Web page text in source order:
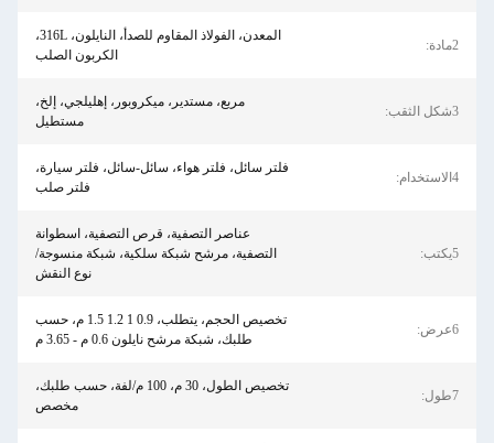
2مادة:
المعدن، الفولاذ المقاوم للصدأ، النايلون، 316L،
الكربون الصلب
3شكل الثقب:
مربع، مستدير، ميكروبور، إهليلجي، إلخ،
مستطيل
4الاستخدام:
فلتر سائل، فلتر هواء، سائل-سائل، فلتر سيارة،
فلتر صلب
5يكتب:
عناصر التصفية، قرص التصفية، اسطوانة
التصفية، مرشح شبكة سلكية، شبكة منسوجة/
نوع النقش
6عرض:
تخصيص الحجم، يتطلب، 0.9 1 1.2 1.5 م، حسب
طلبك، شبكة مرشح نايلون 0.6 م - 3.65 م
7طول:
تخصيص الطول، 30 م، 100 م/لفة، حسب طلبك،
مخصص